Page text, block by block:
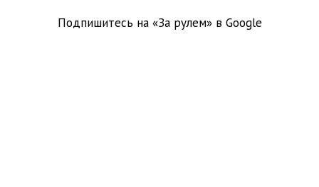
Подпишитесь на «За рулем» в Google